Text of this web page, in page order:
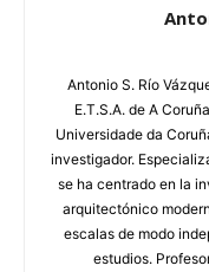
Antonio S. Río
E.T.S.A. de A
Universidade da
investigador.
se ha centrado en la
arquitectónico
escalas de modo
estudios.